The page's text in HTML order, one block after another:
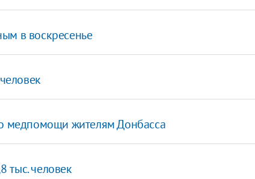
в воскресенье
медпомощи жителям Донбасса
тыс. человек